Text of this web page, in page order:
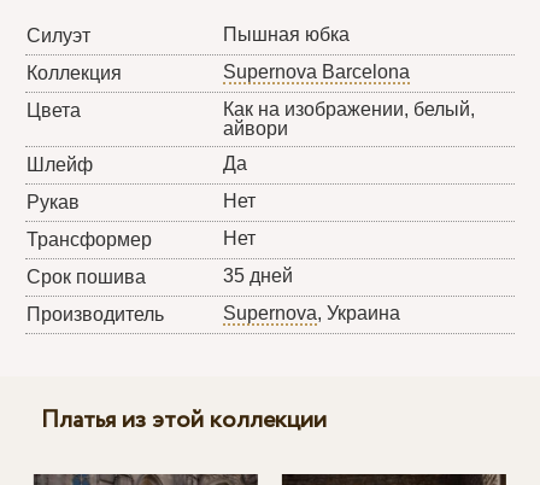
Силуэт
Пышная юбка
Коллекция
Supernova Barcelona
Цвета
Как на изображении, белый,
айвори
Шлейф
Да
Рукав
Нет
Трансформер
Нет
Срок пошива
35 дней
Производитель
Supernova, Украина
Платья из этой коллекции